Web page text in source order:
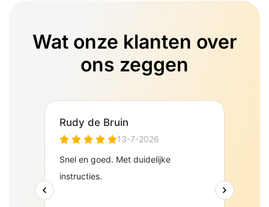
Wat onze klanten over
ons zeggen